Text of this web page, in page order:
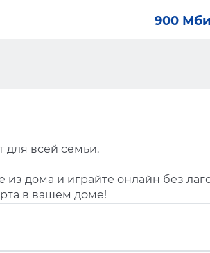
900
для всей семьи.
дома и играйте онлайн без
в вашем доме!